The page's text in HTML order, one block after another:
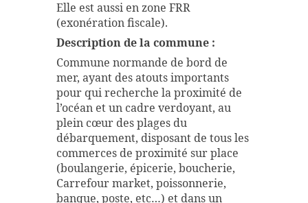
Elle est aussi en zone FRR
(exonération fiscale).
Description de la commune :
Commune normande de bord de
mer, ayant des atouts importants
pour qui recherche la proximité de
l’océan et un cadre verdoyant, au
plein cœur des plages du
débarquement, disposant de tous les
commerces de proximité sur place
(boulangerie, épicerie, boucherie,
Carrefour market, poissonnerie,
banque, poste, etc…) et dans un